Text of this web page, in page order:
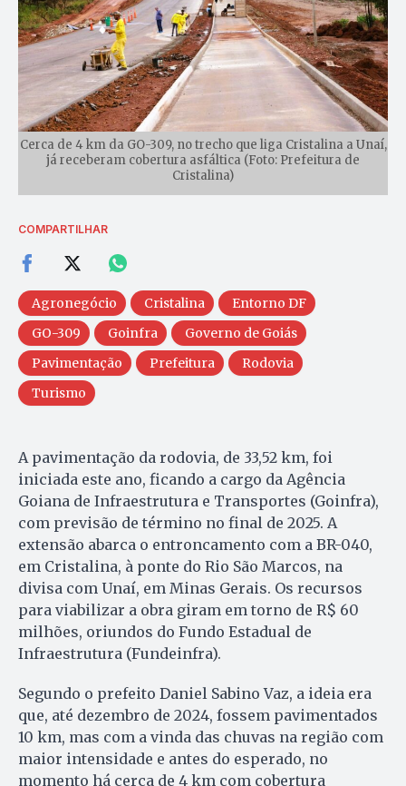
Cerca de 4 km da GO-309, no trecho que liga Cristalina a Unaí,
já receberam cobertura asfáltica (Foto: Prefeitura de
Cristalina)
COMPARTILHAR
Agronegócio Cristalina
Entorno DF
GO-309
Goinfra
Governo de Goiás
Pavimentação
Prefeitura
Rodovia
Turismo
A pavimentação da rodovia, de 33,52 km, foi
iniciada este ano, ficando a cargo da Agência
Goiana de Infraestrutura e Transportes (Goinfra),
com previsão de término no final de 2025. A
extensão abarca o entroncamento com a BR-040,
em Cristalina, à ponte do Rio São Marcos, na
divisa com Unaí, em Minas Gerais. Os recursos
para viabilizar a obra giram em torno de R$ 60
milhões, oriundos do Fundo Estadual de
Infraestrutura (Fundeinfra).
Segundo o prefeito Daniel Sabino Vaz, a ideia era
que, até dezembro de 2024, fossem pavimentados
10 km, mas com a vinda das chuvas na região com
maior intensidade e antes do esperado, no
momento há cerca de 4 km com cobertura